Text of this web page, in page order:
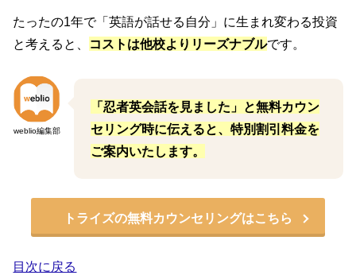
たったの1年で「英語が話せる自分」に生まれ変わる投資
と考えると、 コストは他校よりリーズナブルです。
weblio編集部
「忍者英会話を見ました」と無料カウン
セリング時に伝えると、特別割引料金を
ご案内いたします。
トライズの無料カウンセリングはこちら
目次に戻る